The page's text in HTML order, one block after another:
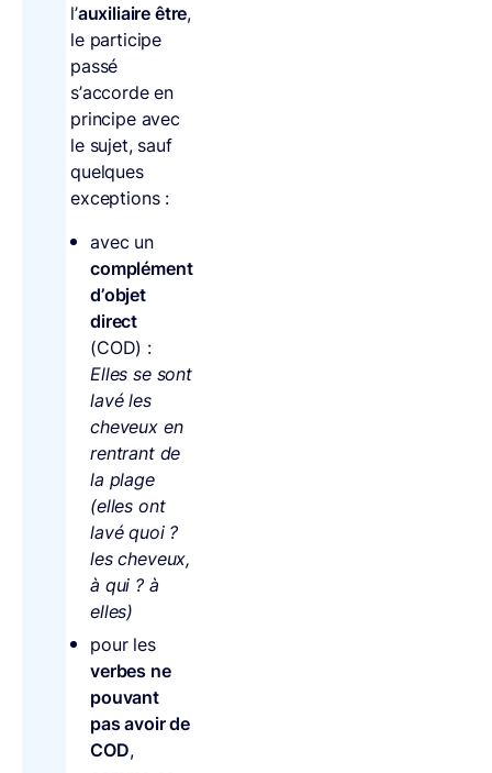
l’auxiliaire être,
le participe
passé
s’accorde en
principe avec
le sujet, sauf
quelques
exceptions :
avec un
complément
d’objet
direct
(COD) :
Elles se sont
lavé les
cheveux en
rentrant de
la plage
(elles ont
lavé quoi ?
les cheveux,
à qui ? à
elles)
pour les
verbes ne
pouvant
pas avoir de
COD,